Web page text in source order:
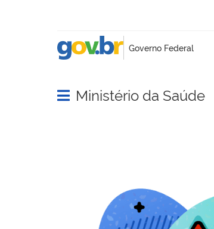
Abrir menu principal de navegação
Ministério da Saúde